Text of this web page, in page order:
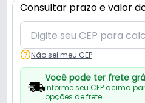
Consultar prazo e valor
Não sei meu CEP
Você pode ter frete
Informe seu CEP acima
opções de frete.